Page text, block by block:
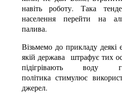
навіть роботу. Така
населення перейти на
палива.
Візьмемо до прикладу деякі
якій держава штрафує тих
підігрівають
політика стимулює
джерел.